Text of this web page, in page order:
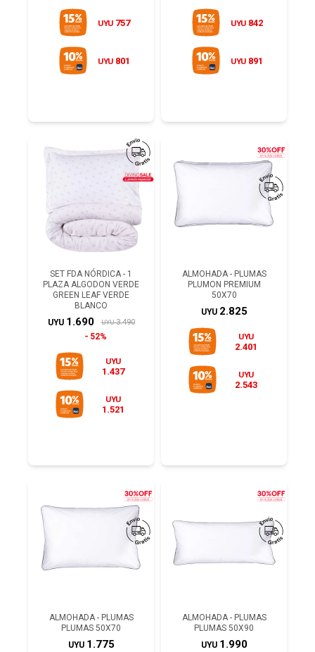
UYU 757
UYU 801
UYU 842
UYU 891
SET FDA NÓRDICA - 1
PLAZA ALGODON VERDE
GREEN LEAF VERDE
BLANCO
UYU 1.690 UYU 3.490
52%
UYU
1.437
UYU
1.521
ALMOHADA - PLUMAS
PLUMON PREMIUM
50X70
UYU 2.825
UYU
2.401
UYU
2.543
ALMOHADA - PLUMAS
PLUMAS 50X70
UYU 1.775
ALMOHADA - PLUMAS
PLUMAS 50X90
UYU 1.990